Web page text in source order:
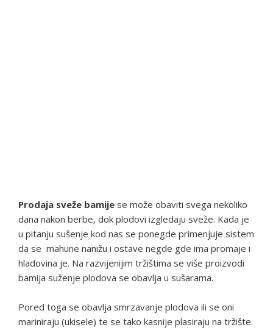
Prodaja sveže bamije se može obaviti svega nekoliko
dana nakon berbe, dok plodovi izgledaju sveže. Kada je
u pitanju sušenje kod nas se ponegde primenjuje sistem
da se mahune nanižu i ostave negde gde ima promaje i
hladovina je. Na razvijenijim tržištima se više proizvodi
bamija suženje plodova se obavlja u sušarama.
Pored toga se obavlja smrzavanje plodova ili se oni
mariniraju (ukisele) te se tako kasnije plasiraju na tržište.